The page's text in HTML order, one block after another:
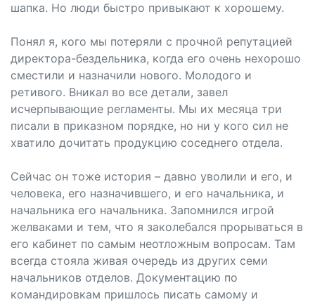
шапка. Но люди быстро привыкают к хорошему.
Понял я, кого мы потеряли с прочной репутацией
директора-бездельника, когда его очень нехорошо
сместили и назначили нового. Молодого и
ретивого. Вникал во все детали, завел
исчерпывающие регламенты. Мы их месяца три
писали в приказном порядке, но ни у кого сил не
хватило дочитать продукцию соседнего отдела.
Сейчас он тоже история – давно уволили и его, и
человека, его назначившего, и его начальника, и
начальника его начальника. Запомнился игрой
желваками и тем, что я заколебался прорываться в
его кабинет по самым неотложным вопросам. Там
всегда стояла живая очередь из других семи
начальников отделов. Документацию по
командировкам пришлось писать самому и